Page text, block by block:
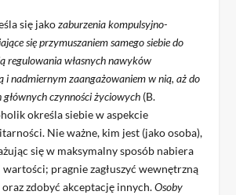
się jakozaburzenia kompulsyjno-
się przymuszaniem samego siebie do
regulowania własnych nawyków
i nadmiernym zaangażowaniem w nią, aż do
czynności życiowych (B.
określa siebie w aspekcie
Nie ważne, kim jest (jako osoba),
się w maksymalny sposób nabiera
wartości; pragnie zagłuszyć wewnętrzną
zdobyć akceptację innych.Osoby